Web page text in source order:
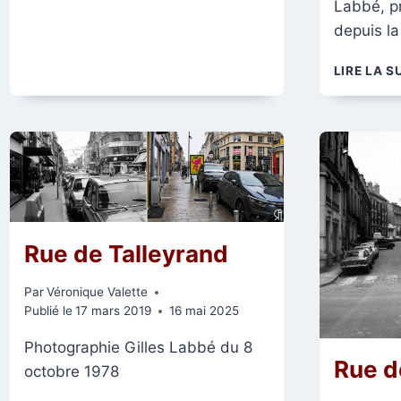
Labbé,
depuis
LIRE LA
Rue de Talleyrand
Par Véronique Valette
Publié le 17 mars 2019 16 mai 2025
Photographie Gilles Labbé du 8
octobre 1978
Rue